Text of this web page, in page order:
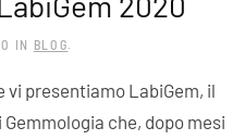
IN BLOG.
vi presentiamo LabiGem, il
che, dopo mesi